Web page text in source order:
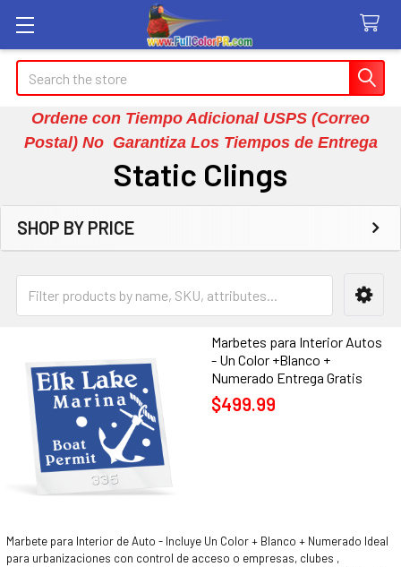
Search
Ordene con Tiempo Adicional USPS (Correo
Postal) No Garantiza Los Tiempos de Entrega
Static Clings
Sidebar
SHOP BY PRICE
Marbetes para Interior Autos
- Un Color +Blanco +
Numerado Entrega Gratis
$499.99
Marbete para Interior de Auto - Incluye Un Color + Blanco + Numerado Ideal
para urbanizaciones con control de acceso o empresas, clubes ,